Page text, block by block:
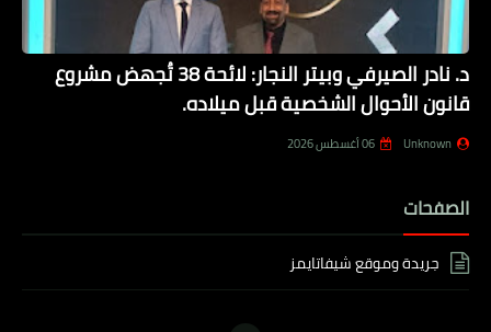
د. نادر الصيرفي وبيتر النجار: لائحة 38 تُجهض مشروع
قانون الأحوال الشخصية قبل ميلاده.
Unknown 06 أغسطس 2026
الصفحات
جريدة وموقع شيفاتايمز